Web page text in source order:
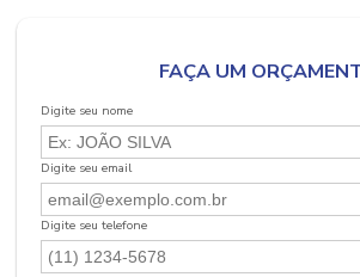
FAÇA UM
Digite seu nome
Digite seu email
Digite seu telefone